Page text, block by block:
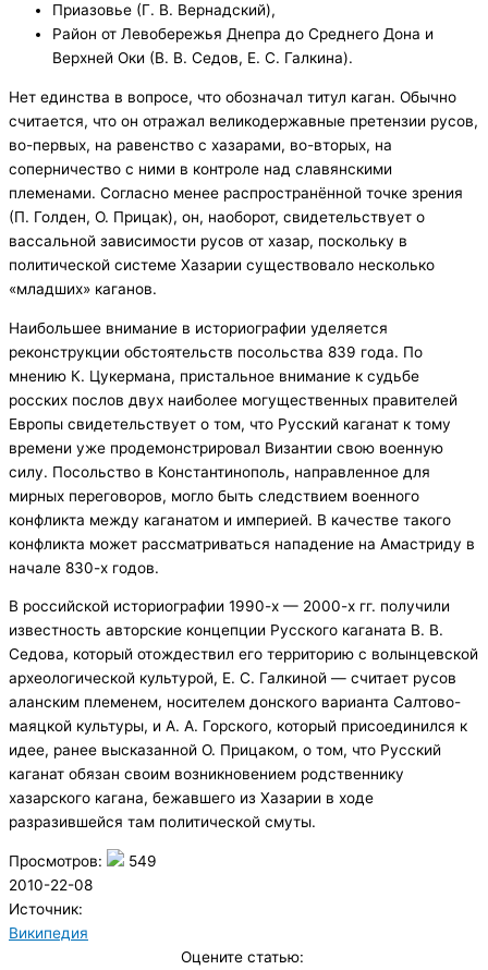
Приазовье (Г. В. Вернадский),
Район от Левобережья Днепра до Среднего Дона и
Верхней Оки (В. В. Седов, Е. С. Галкина).
Нет единства в вопросе, что обозначал титул каган. Обычно
считается, что он отражал великодержавные претензии русов,
во-первых, на равенство с хазарами, во-вторых, на
соперничество с ними в контроле над славянскими
племенами. Согласно менее распространённой точке зрения
(П. Голден, О. Прицак), он, наоборот, свидетельствует о
вассальной зависимости русов от хазар, поскольку в
политической системе Хазарии существовало несколько
«младших» каганов.
Наибольшее внимание в историографии уделяется
реконструкции обстоятельств посольства 839 года. По
мнению К. Цукермана, пристальное внимание к судьбе
росских послов двух наиболее могущественных правителей
Европы свидетельствует о том, что Русский каганат к тому
времени уже продемонстрировал Византии свою военную
силу. Посольство в Константинополь, направленное для
мирных переговоров, могло быть следствием военного
конфликта между каганатом и империей. В качестве такого
конфликта может рассматриваться нападение на Амастриду в
начале 830-х годов.
В российской историографии 1990-х — 2000-х гг. получили
известность авторские концепции Русского каганата В. В.
Седова, который отождествил его территорию с волынцевской
археологической культурой, Е. С. Галкиной — считает русов
аланским племенем, носителем донского варианта Салтово-
маяцкой культуры, и А. А. Горского, который присоединился к
идее, ранее высказанной О. Прицаком, о том, что Русский
каганат обязан своим возникновением родственнику
хазарского кагана, бежавшего из Хазарии в ходе
разразившейся там политической смуты.
Просмотров:
549
2010-22-08
Источник:
Википедия
Оцените статью: